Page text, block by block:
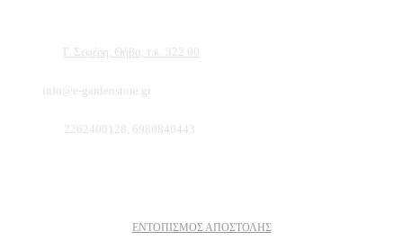
Γ. Σεφέρη, Θήβα, τ.κ. 322 00
info@e-gardenstore.gr
2262400128, 6980840443
ΕΝΤΟΠΙΣΜΟΣ ΑΠΟΣΤΟΛΗΣ